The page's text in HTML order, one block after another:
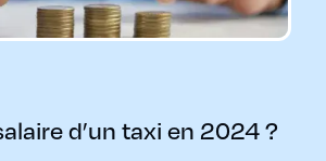
d’un taxi en 2024 ?